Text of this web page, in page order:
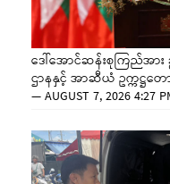
ဒေါ်အောင်ဆန်းစုကြည်အား
ဌာနနှင့် အာဆီယံ ဥက္ကဋ္ဌတေ
—AUGUST 7, 2026 4:27